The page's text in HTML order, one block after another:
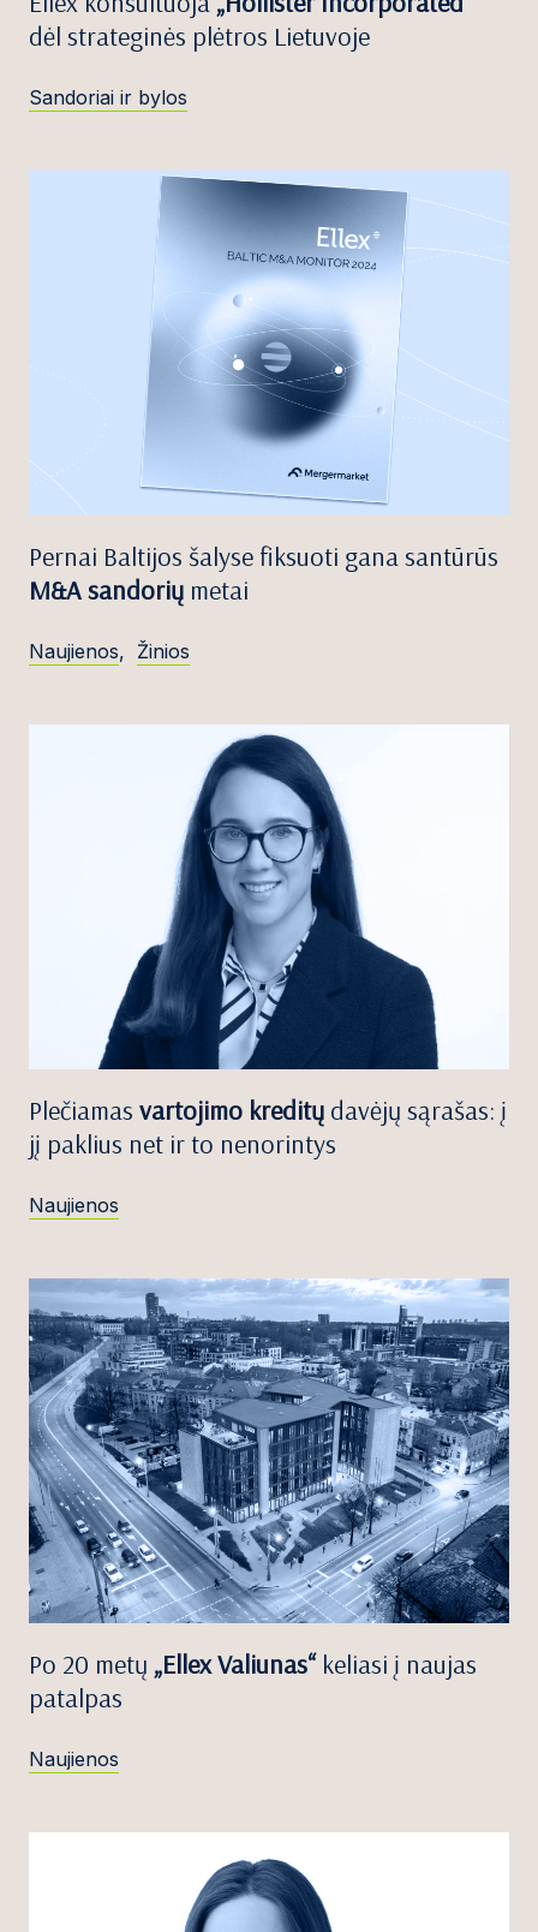
dėl strateginės plėtros Lietuvoje
Sandoriai ir bylos
Pernai Baltijos šalyse fiksuoti gana santūrūs
M&A sandorių metai
Naujienos, Žinios
Plečiamas vartojimo kreditų davėjų sąrašas: į
jį paklius net ir to nenorintys
Naujienos
Po 20 metų „Ellex Valiunas“keliasi į naujas
patalpas
Naujienos